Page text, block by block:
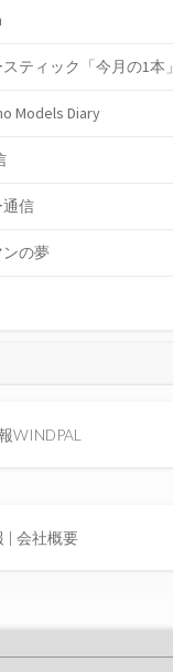
ティック「今月の1本」
Models Diary
信
の夢
WINDPAL
| 会社概要